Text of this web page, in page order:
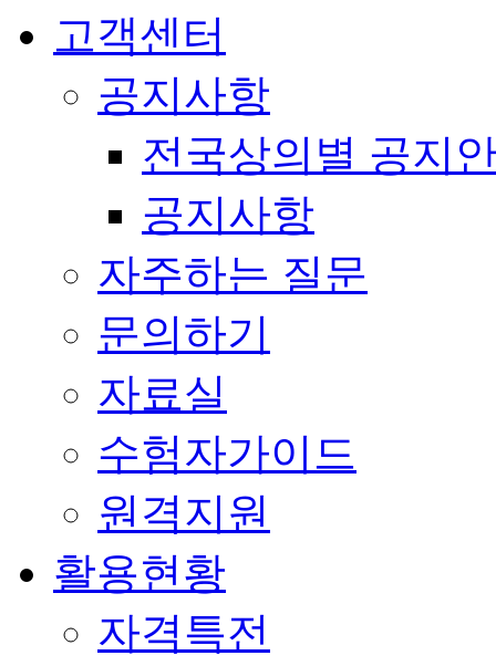
고객센터
공지사항
전국상의별 공지
공지사항
자주하는 질문
문의하기
자료실
수험자가이드
원격지원
활용현황
자격특전